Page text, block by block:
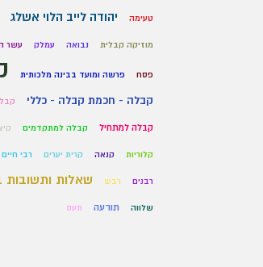
טעימה יהודה לייב הלוי אשלג
מוזיקה קבלית נבואה עמלק עשר
פסח פרשה ומועד בבינה מלכותית
קבלה - חכמת קבלה - כללי
קבלה למתחיל קבלה למתקדמים
קלוריות קנאה קרית יערים רבי
רבנים רבש שאלות
שלווה תודעה תעס